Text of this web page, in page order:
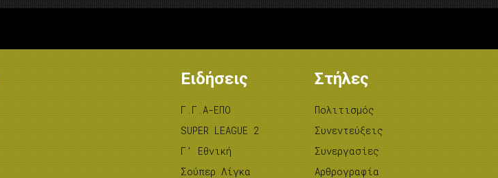
Ειδήσεις
Γ.Γ.Α-ΕΠΟ
SUPER LEAGUE 2
Γ’ Εθνική
Σούπερ Λίγκα
Στήλες
Πολιτισμός
Συνεντεύξεις
Συνεργασίες
Αρθρογραφία